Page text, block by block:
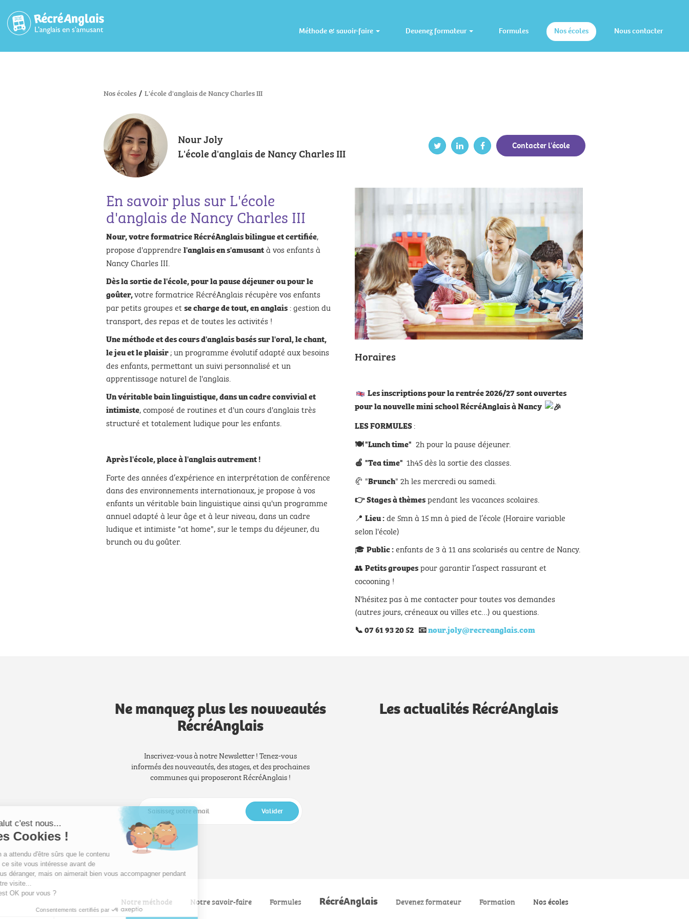
Méthode & savoir-faire Devenez formateur Formules Nos écoles Nous contacter
Nos écoles / L'école d'anglais de Nancy Charles III
Nour Joly
L'école d'anglais de Nancy Charles III
Contacter l'école
En savoir plus sur L'école
d'anglais de Nancy Charles III
Nour, votre formatrice RécréAnglais bilingue et certifiée,
propose d'apprendre l'anglais en s'amusantà vos enfants à
Nancy Charles III.
Dès la sortie de l'école, pour la pause déjeuner ou pour le
goûter,votre formatrice RécréAnglais récupère vos enfants
par petits groupes etse charge de tout, en anglais : gestion du
transport, des repas et de toutes les activités !
Une méthode et des cours d'anglais basés sur l'oral, le chant,
le jeu et le plaisir; un programme évolutif adapté aux besoins
des enfants, permettant un suivi personnalisé et un
apprentissage naturel de l'anglais.
Un véritable bain linguistique,dans un cadre convivial et
intimiste, composé de routines et d'un cours d'anglais très
structuré et totalement ludique pour les enfants.
Après l'école, place à l'anglais autrement !
Forte des années d’expérience en interprétation de conférence
dans des environnements internationaux, je propose à vos
enfants un véritable bain linguistique ainsi qu'un programme
annuel adapté à leur âge et à leur niveau, dans un cadre
ludique et intimiste "at home", sur le temps du déjeuner, du
brunch ou du goûter.
Horaires
Les inscriptions pour la rentrée 2026/27 sont ouvertes
pour la nouvelle mini school RécréAnglais à Nancy
LES FORMULES:
🍽"Lunch time" 2h pour la pause déjeuner.
🍎 "Tea time" 1h45 dès la sortie des classes.
🥐 "Brunch" 2h les mercredi ou samedi.
👉Stages à thèmespendant les vacances scolaires.
📍 Lieu :de 5mn à 15 mn à pied de l’école (Horaire variable
selon l'école)
🎓 Public :enfants de 3 à 11 ans scolarisés au centre de Nancy.
👥 Petits groupespour garantir l’aspect rassurant et
cocooning !
N'hésitez pas à me contacter pour toutes vos demandes
(autres jours, créneaux ou villes etc…) ou questions.
📞07 61 93 20 52 📧nour.joly@recreanglais.com
Ne manquez plus les nouveautés
RécréAnglais
Inscrivez-vous à notre Newsletter ! Tenez-vous
informés des nouveautés, des stages, et des prochaines
communes qui proposeront RécréAnglais !
Valider
Les actualités RécréAnglais
Notre méthode Notre savoir-faire Formules RécréAnglais Devenez formateur Formation Nos écoles
Salut c'est nous...
les Cookies !
On a attendu d'être sûrs que le contenu
de ce site vous intéresse avant de
vous déranger, mais on aimerait bien vous accompagner pendant
votre visite...
C'est OK pour vous ?
Consentements certifiés par